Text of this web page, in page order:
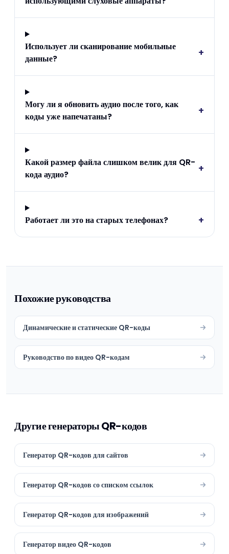
Использует ли сканирование мобильные
данные?
+
Могу ли я обновить аудио после того, как
коды уже напечатаны?
+
Какой размер файла слишком велик для QR-
кода аудио?
+
Работает ли это на старых телефонах? +
Похожие руководства
Динамические и статические QR-коды
Руководство по видео QR-кодам
Другие генераторы QR-кодов
Генератор QR-кодов для сайтов
Генератор QR-кодов со списком ссылок
Генератор QR-кодов для изображений
Генератор видео QR-кодов